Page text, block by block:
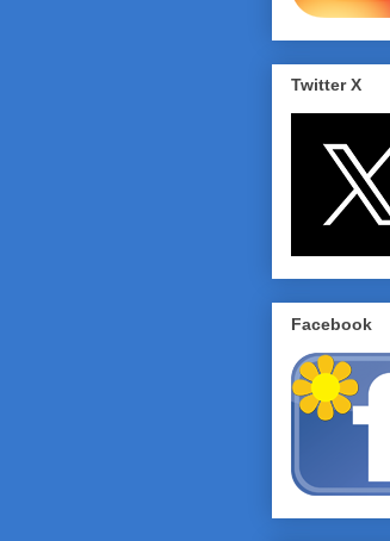
Twitter X
Facebook